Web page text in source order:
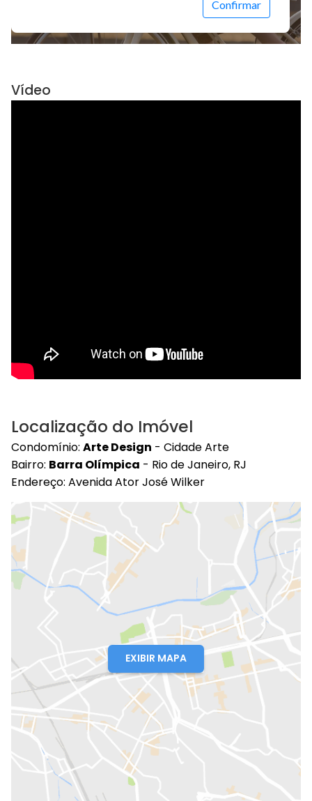
Vídeo
Localização do Imóvel
Condomínio: Arte Design - Cidade Arte
Bairro: Barra Olímpica - Rio de Janeiro, RJ
Endereço: Avenida Ator José Wilker
EXIBIR MAPA